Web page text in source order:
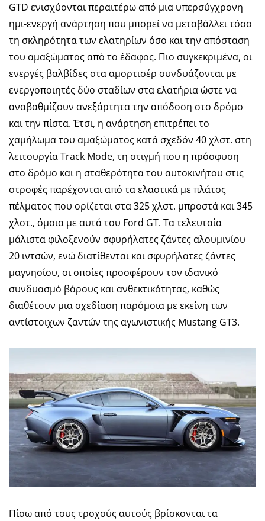
GTD ενισχύονται περαιτέρω από μια υπερσύγχρονη
ημι-ενεργή ανάρτηση που μπορεί να μεταβάλλει τόσο
τη σκληρότητα των ελατηρίων όσο και την απόσταση
του αμαξώματος από το έδαφος. Πιο συγκεκριμένα, οι
ενεργές βαλβίδες στα αμορτισέρ συνδυάζονται με
ενεργοποιητές δύο σταδίων στα ελατήρια ώστε να
αναβαθμίζουν ανεξάρτητα την απόδοση στο δρόμο
και την πίστα. Έτσι, η ανάρτηση επιτρέπει το
χαμήλωμα του αμαξώματος κατά σχεδόν 40 χλστ. στη
λειτουργία Track Mode, τη στιγμή που η πρόσφυση
στο δρόμο και η σταθερότητα του αυτοκινήτου στις
στροφές παρέχονται από τα ελαστικά με πλάτος
πέλματος που ορίζεται στα 325 χλστ. μπροστά και 345
χλστ., όμοια με αυτά του Ford GT. Τα τελευταία
μάλιστα φιλοξενούν σφυρήλατες ζάντες αλουμινίου
20 ιντσών, ενώ διατίθενται και σφυρήλατες ζάντες
μαγνησίου, οι οποίες προσφέρουν τον ιδανικό
συνδυασμό βάρους και ανθεκτικότητας, καθώς
διαθέτουν μια σχεδίαση παρόμοια με εκείνη των
αντίστοιχων ζαντών της αγωνιστικής Mustang GT3.
Πίσω από τους τροχούς αυτούς βρίσκονται τα